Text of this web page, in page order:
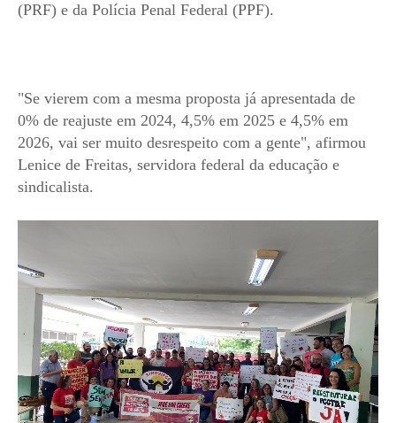
(PRF) e da Polícia Penal Federal (PPF).
"Se vierem com a mesma proposta já apresentada de
0% de reajuste em 2024, 4,5% em 2025 e 4,5% em
2026, vai ser muito desrespeito com a gente", afirmou
Lenice de Freitas, servidora federal da educação e
sindicalista.